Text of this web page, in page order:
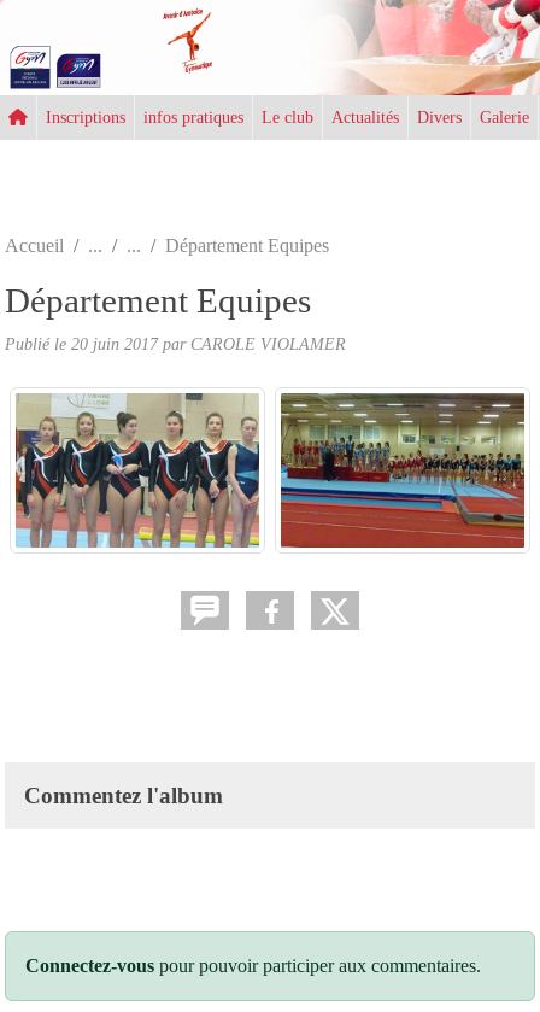
Inscriptions infos pratiques Le club Actualités Divers Galerie
Accueil Département Equipes
Département Equipes
Publié le 20 juin 2017par CAROLE VIOLAMER
Commentez l'album
Connectez-vous pour pouvoir participer aux commentaires.
Panneau de gestion des cookies